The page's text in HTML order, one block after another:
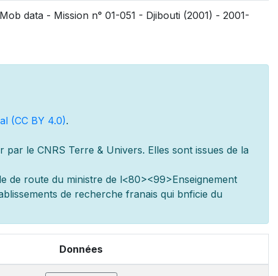
data - Mission n° 01-051 - Djibouti (2001) - 2001-
(CC BY 4.0).
r par le CNRS Terre & Univers. Elles sont issues de la
de route du ministre de l<80><99>Enseignement
de recherche franais qui bnficie du
Données